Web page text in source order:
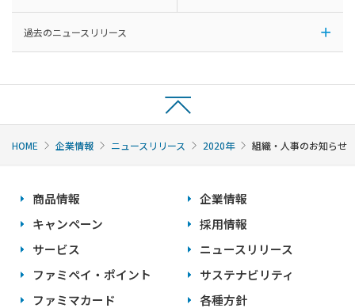
過去のニュースリリース
HOME 企業情報 ニュースリリース 2020年 組織・人事のお知らせ
商品情報
キャンペーン
サービス
ファミペイ・ポイント
ファミマカード
企業情報
採用情報
ニュースリリース
サステナビリティ
各種方針